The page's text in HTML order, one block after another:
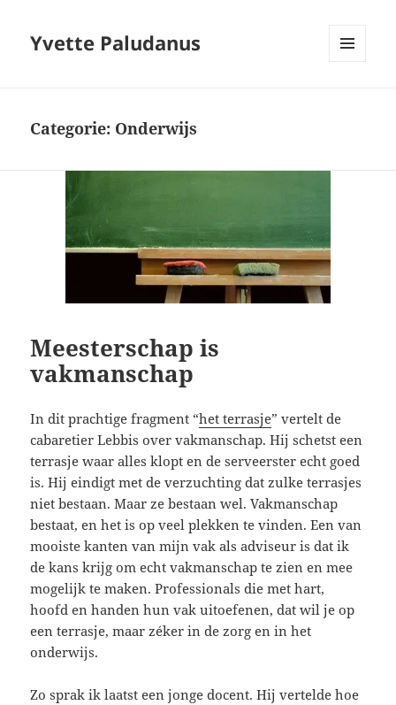
Yvette Paludanus
Categorie: Onderwijs
Meesterschap is
vakmanschap
In dit prachtige fragment “het terrasje” vertelt de
cabaretier Lebbis over vakmanschap. Hij schetst een
terrasje waar alles klopt en de serveerster echt goed
is. Hij eindigt met de verzuchting dat zulke terrasjes
niet bestaan. Maar ze bestaan wel. Vakmanschap
bestaat, en het is op veel plekken te vinden. Een van
mooiste kanten van mijn vak als adviseur is dat ik
de kans krijg om echt vakmanschap te zien en mee
mogelijk te maken. Professionals die met hart,
hoofd en handen hun vak uitoefenen, dat wil je op
een terrasje, maar zéker in de zorg en in het
onderwijs.
Zo sprak ik laatst een jonge docent. Hij vertelde hoe